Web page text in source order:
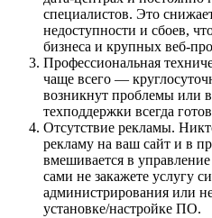
специалистов. Это
недоступности и сбоев,
бизнеса и крупных веб-
Профессиональная
чаще всего —
возникнут проблемы или
техподдержки всегда
Отсутствие рекламы.
рекламу на ваш сайт и в
вмешивается в
сами не закажете услугу
администрирования или
установке/настройке ПО.